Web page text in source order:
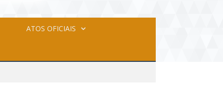
ATOS OFICIAIS